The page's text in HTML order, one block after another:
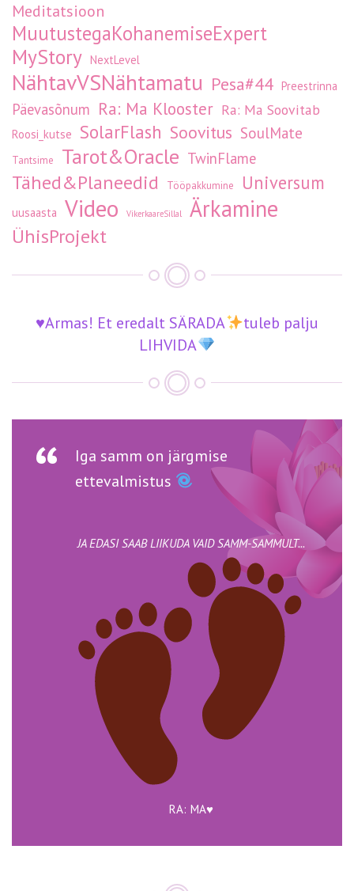
Meditatsioon
MuutustegaKohanemiseExpert
MyStory NextLevel
NähtavVSNähtamatu Pesa#44 Preestrinna
Päevasõnum Ra: Ma Klooster Ra: Ma Soovitab
Roosi_kutse SolarFlash Soovitus SoulMate
Tantsime Tarot&Oracle TwinFlame
Tähed&Planeedid Tööpakkumine Universum
uusaasta Video VikerkaareSillal Ärkamine
ÜhisProjekt
♥️Armas! Et eredalt SÄRADA
tuleb palju
LIHVIDA
Iga samm on järgmise
ettevalmistus
JA EDASI SAAB LIIKUDA VAID SAMM-SAMMULT...
RA: MA♥️